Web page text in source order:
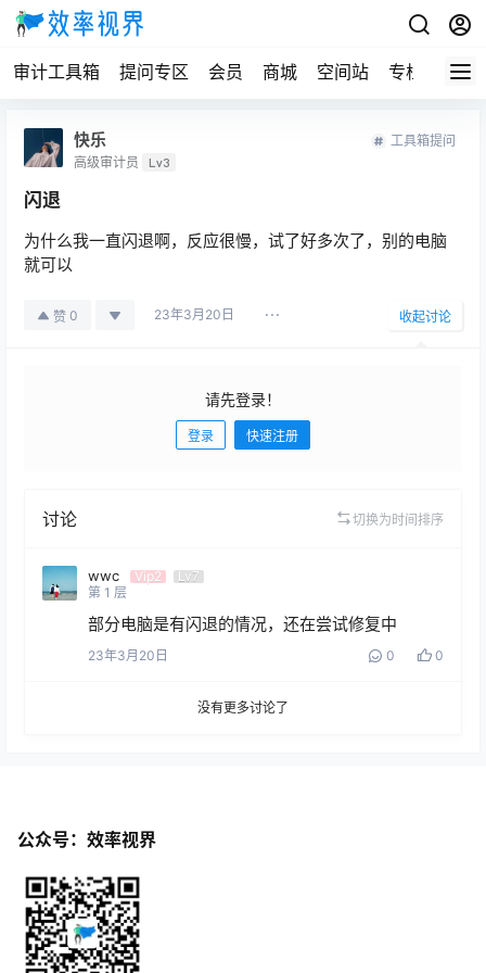
审计工具箱 提问专区 会员 商城 空间站 专栏
快乐
高级审计员 Lv3
工具箱提问
闪退
为什么我一直闪退啊，反应很慢，试了好多次了，别的电脑
就可以
赞 0 23年3月20日 收起讨论
请先登录！
登录 快速注册
讨论 切换为时间排序
wwc Vip2
Lv7
第 1 层
部分电脑是有闪退的情况，还在尝试修复中
23年3月20日 0 0
没有更多讨论了
公众号：效率视界